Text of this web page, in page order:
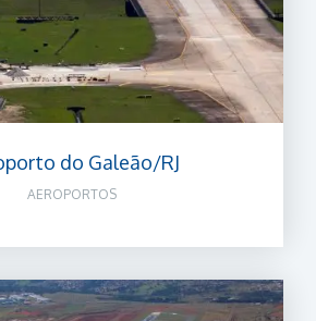
do Galeão/RJ
AEROPORTOS